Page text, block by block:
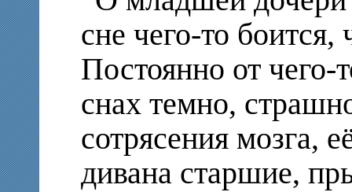
сне чего-то боится,
Постоянно от чего-
снах темно,
сотрясения мозга,
дивана старшие,